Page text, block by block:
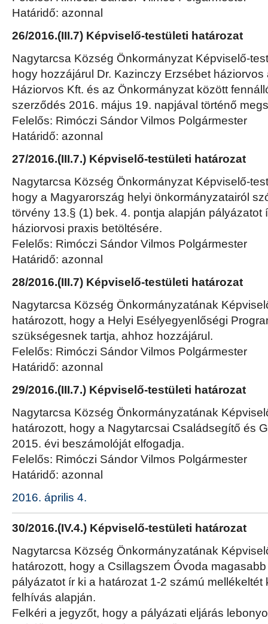
Határidő: azonnal
26/2016.(III.7) Képviselő-testületi határozat
Nagytarcsa Község Önkormányzat Képviselő-
hogy hozzájárul Dr. Kazinczy Erzsébet
Háziorvos Kft. és az Önkormányzat között
szerződés 2016. május 19. napjával történő
Felelős: Rimóczi Sándor Vilmos Polgármester
Határidő: azonnal
27/2016.(III.7.) Képviselő-testületi határozat
Nagytarcsa Község Önkormányzat Képviselő-
hogy a Magyarország helyi önkormányzatairól
törvény 13.§ (1) bek. 4. pontja alapján pályázatot
háziorvosi praxis betöltésére.
Felelős: Rimóczi Sándor Vilmos Polgármester
Határidő: azonnal
28/2016.(III.7) Képviselő-testületi határozat
Nagytarcsa Község Önkormányzatának
határozott, hogy a Helyi Esélyegyenlőségi
szükségesnek tartja, ahhoz hozzájárul.
Felelős: Rimóczi Sándor Vilmos Polgármester
Határidő: azonnal
29/2016.(III.7.) Képviselő-testületi határozat
Nagytarcsa Község Önkormányzatának
határozott, hogy a Nagytarcsai Családsegítő és
2015. évi beszámolóját elfogadja.
Felelős: Rimóczi Sándor Vilmos Polgármester
Határidő: azonnal
2016. április 4.
30/2016.(IV.4.) Képviselő-testületi határozat
Nagytarcsa Község Önkormányzatának
határozott, hogy a Csillagszem Óvoda
pályázatot ír ki a határozat 1-2 számú mellékeltét
felhívás alapján.
Felkéri a jegyzőt, hogy a pályázati eljárás